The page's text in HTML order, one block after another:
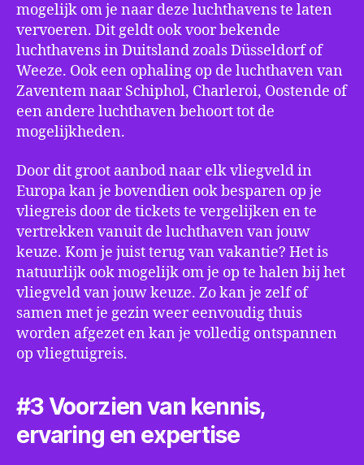
mogelijk om je naar deze luchthavens te laten
vervoeren. Dit geldt ook voor bekende
luchthavens in Duitsland zoals Düsseldorf of
Weeze. Ook een ophaling op de luchthaven van
Zaventem naar Schiphol, Charleroi, Oostende of
een andere luchthaven behoort tot de
mogelijkheden.
Door dit groot aanbod naar elk vliegveld in
Europa kan je bovendien ook besparen op je
vliegreis door de tickets te vergelijken en te
vertrekken vanuit de luchthaven van jouw
keuze. Kom je juist terug van vakantie? Het is
natuurlijk ook mogelijk om je op te halen bij het
vliegveld van jouw keuze. Zo kan je zelf of
samen met je gezin weer eenvoudig thuis
worden afgezet en kan je volledig ontspannen
op vliegtuigreis.
#3 Voorzien van kennis,
ervaring en expertise